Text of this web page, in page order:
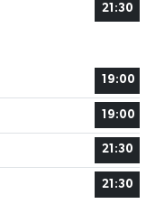
21:30
19:00
19:00
21:30
21:30